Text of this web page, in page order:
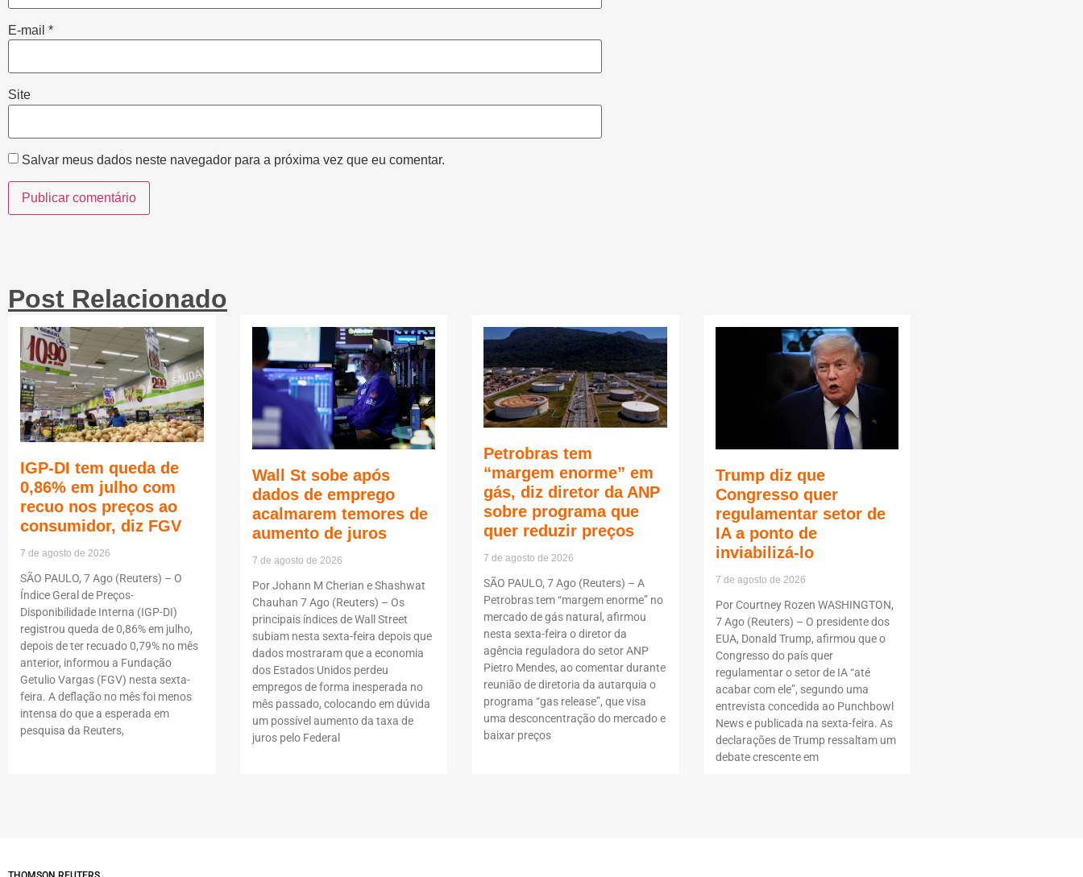
E-mail *
Site
Salvar meus dados neste navegador para a próxima vez que eu comentar.
Post Relacionado
IGP-DI tem queda de
0,86% em julho com
recuo nos preços ao
consumidor, diz FGV
7 de agosto de 2026
SÃO PAULO, 7 Ago (Reuters) – O
Índice Geral de Preços-
Disponibilidade Interna (IGP-DI)
registrou queda de 0,86% em julho,
depois de ter recuado 0,79% no mês
anterior, informou a Fundação
Getulio Vargas (FGV) nesta sexta-
feira. A deflação no mês foi menos
intensa do que a esperada em
pesquisa da Reuters,
Wall St sobe após
dados de emprego
acalmarem temores de
aumento de juros
7 de agosto de 2026
Por Johann M Cherian e Shashwat
Chauhan 7 Ago (Reuters) – Os
principais índices de Wall Street
subiam nesta sexta-feira depois que
dados mostraram que a economia
dos Estados Unidos perdeu
empregos de forma inesperada no
mês passado, colocando em dúvida
um possível aumento da taxa de
juros pelo Federal
Petrobras tem
“margem enorme” em
gás, diz diretor da ANP
sobre programa que
quer reduzir preços
7 de agosto de 2026
SÃO PAULO, 7 Ago (Reuters) – A
Petrobras tem “margem enorme” no
mercado de gás natural, afirmou
nesta sexta-feira o diretor da
agência reguladora do setor ANP
Pietro Mendes, ao comentar durante
reunião de diretoria da autarquia o
programa “gas release”, que visa
uma desconcentração do mercado e
baixar preços
Trump diz que
Congresso quer
regulamentar setor de
IA a ponto de
inviabilizá-lo
7 de agosto de 2026
Por Courtney Rozen WASHINGTON,
7 Ago (Reuters) – O presidente dos
EUA, Donald Trump, afirmou que o
Congresso do país quer
regulamentar o setor de IA “até
acabar com ele”, segundo uma
entrevista concedida ao Punchbowl
News e publicada na sexta-feira. As
declarações de Trump ressaltam um
debate crescente em